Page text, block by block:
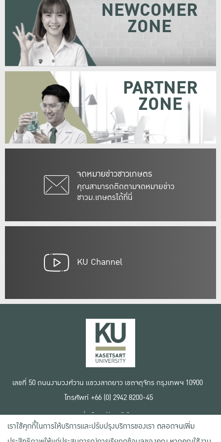
จดหมายข่าวชาวเกษตร
คุณสามารถติดตามจดหมายข่าว
ชาวม.เกษตรได้ที่นี่
NEWCOMER
ZONE
PARTNER
ZONE
KU Channel
เลขที่ 50 ถนนงามวงศ์วาน แขวงลาดยาว เขตจตุจักร กรุงเทพฯ 10900
โทรศัพท์ +66 (0) 2942 8200-45
เงื่อนไขการใช้งานเว็บไซต์
ข้อตกลงด้านสิทธิ์ใช้งาน
นโยบายความเป็นส่วนตัว
เราใช้คุกกี้ในการให้บริการและปรับปรุงบริการของเรา ตลอดจนเพิ่ม